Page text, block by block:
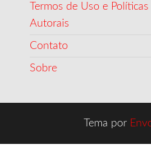
Termos de Uso e
Autorais
Contato
Sobre
Tema por